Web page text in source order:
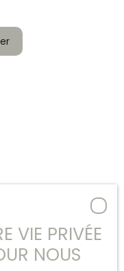
VIE PRIVÉE
NOUS